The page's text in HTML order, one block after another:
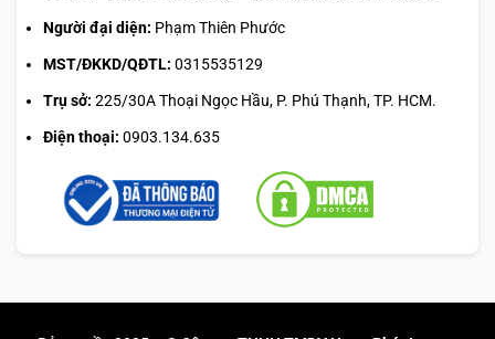
Người đại diện: Phạm Thiên Phước
MST/ĐKKD/QĐTL: 0315535129
Trụ sở: 225/30A Thoại Ngọc Hầu, P. Phú Thạnh, TP. HCM.
Điện thoại: 0903.134.635